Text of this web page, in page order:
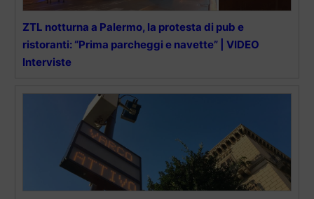
ZTL notturna a Palermo, la protesta di pub e
ristoranti: “Prima parcheggi e navette” | VIDEO
Interviste